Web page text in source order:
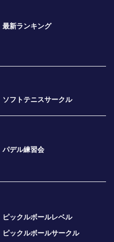
最新ランキング
ソフトテニスサークル
パデル練習会
ピックルボールレベル
ピックルボールサークル